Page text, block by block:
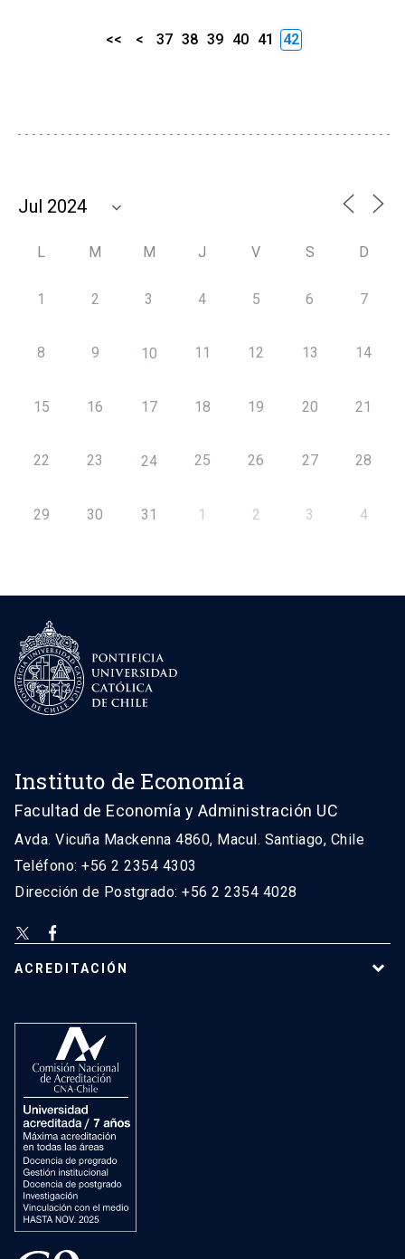
<< < 37 38 39 40 41 42
L M M J V S D
1 2 3 4 5 6 7
8 9 10 11 12 13 14
15 16 17 18 19 20 21
22 23 24 25 26 27 28
29 30 31 1 2 3 4
Instituto de Economía
Facultad de Economía y Administración UC
Avda. Vicuña Mackenna 4860, Macul. Santiago, Chile
Teléfono: +56 2 2354 4303
Dirección de Postgrado: +56 2 2354 4028
ACREDITACIÓN